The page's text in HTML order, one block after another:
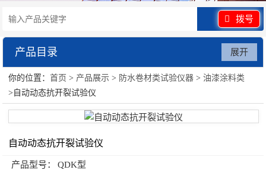
拨号
产品目录
防水卷材类试验仪器
展开
你的位置：首页 > 产品展示 > 防水卷材类试验仪器 > 油漆涂料类
>自动动态抗开裂试验仪
自动动态抗开裂试验仪
产品型号：
QDK型